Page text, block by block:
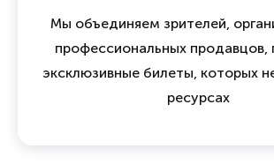
Мы объединяем зрителей,
профессиональных продавцов,
эксклюзивные билеты, которых
ресурсах